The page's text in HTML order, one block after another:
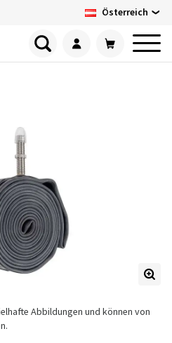
Österreich
Abbildungen und können von